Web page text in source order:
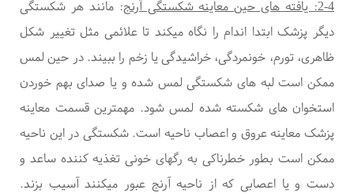
2-4: یافته های حین معاینه شکستگی آرنج
: مانند هر شکستگی
دیگر پزشک ابتدا اندام را نگاه میکند تا علائمی مثل تغییر شکل
ظاهری، تورم، خونمردگی، خراشیدگی یا زخم را ببیند. در حین لمس
ممکن است لبه های شکستگی لمس شده و یا صدای بهم خوردن
استخوان های شکسته شده لمس شود. مهمترین قسمت معاینه
پزشک معاینه عروق و اعصاب ناحیه است. شکستگی در این ناحیه
ممکن است بطور خطرناکی به رگهای خونی تغذیه کننده ساعد و
دست و یا اعصابی که از ناحیه آرنج عبور میکنند آسیب بزند.